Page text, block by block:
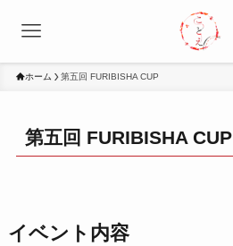
ホーム 第五回 FURIBISHA CUP
第五回 FURIBISHA CUP
イベント内容